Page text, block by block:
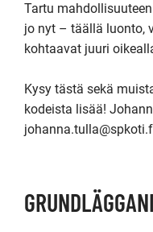
Tartu
jo nyt – täällä luonto,
kohtaavat juuri
Kysy tästä sekä
kodeista lisää!